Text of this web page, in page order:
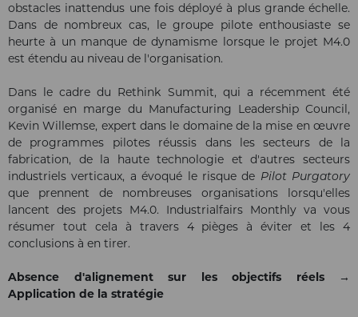
obstacles inattendus une fois déployé à plus grande échelle.
Dans de nombreux cas, le groupe pilote enthousiaste se
heurte à un manque de dynamisme lorsque le projet M4.0
est étendu au niveau de l'organisation.
Dans le cadre du Rethink Summit, qui a récemment été
organisé en marge du Manufacturing Leadership Council,
Kevin Willemse, expert dans le domaine de la mise en œuvre
de programmes pilotes réussis dans les secteurs de la
fabrication, de la haute technologie et d'autres secteurs
industriels verticaux, a évoqué le risque de Pilot Purgatory
que prennent de nombreuses organisations lorsqu'elles
lancent des projets M4.0. Industrialfairs Monthly va vous
résumer tout cela à travers 4 pièges à éviter et les 4
conclusions à en tirer.
Absence d'alignement sur les objectifs réels →
Application de la stratégie